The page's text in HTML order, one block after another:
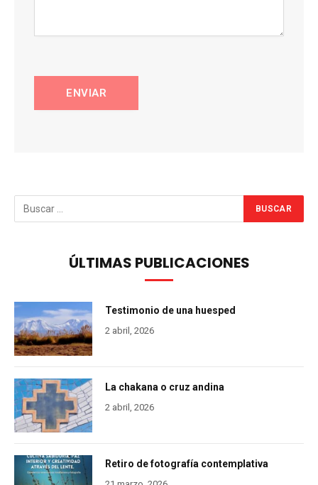
ÚLTIMAS PUBLICACIONES
Testimonio de una huesped
2 abril, 2026
La chakana o cruz andina
2 abril, 2026
Retiro de fotografía contemplativa